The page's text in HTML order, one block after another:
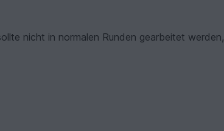
nicht in normalen Runden gearbeitet werden,